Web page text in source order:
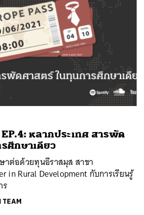
EP.4: หลากประเทศ สารพัด
ศึกษาเดียว
ต่อด้วยทุนอีราสมุส สาขา
in Rural Development กับการเรียนรู้
TEAM